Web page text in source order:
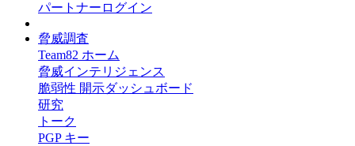
パートナーログイン
脅威調査
Team82 ホーム
脅威インテリジェンス
脆弱性 開示ダッシュボード
研究
トーク
PGP キー